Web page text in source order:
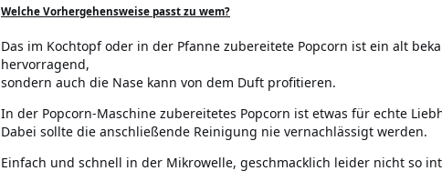
Welche Vorhergehensweise passt zu wem?
Das im Kochtopf oder in der Pfanne zubereitete Popcorn ist ein alt
hervorragend,
sondern auch die Nase kann von dem Duft profitieren.
In der Popcorn-Maschine zubereitetes Popcorn ist etwas für echte
Dabei sollte die anschließende Reinigung nie vernachlässigt werden.
Einfach und schnell in der Mikrowelle, geschmacklich leider nicht so